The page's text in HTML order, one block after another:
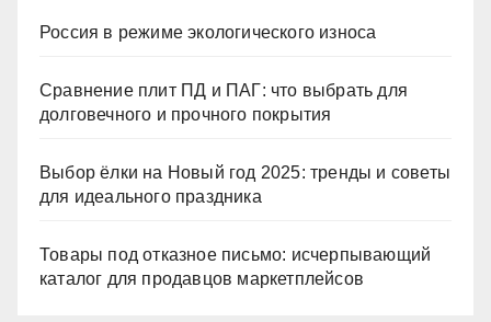
Россия в режиме экологического износа
Сравнение плит ПД и ПАГ: что выбрать для
долговечного и прочного покрытия
Выбор ёлки на Новый год 2025: тренды и советы
для идеального праздника
Товары под отказное письмо: исчерпывающий
каталог для продавцов маркетплейсов